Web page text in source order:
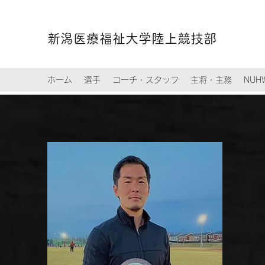
新潟医療福祉大学陸上競技部
ホーム 選手 コーチ・スタッフ 主将・主務